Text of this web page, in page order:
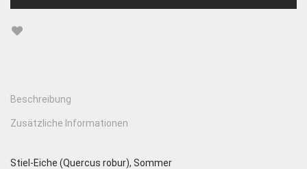
Beschreibung
Zusätzliche Informationen
Stiel-Eiche (Quercus robur), Sommer